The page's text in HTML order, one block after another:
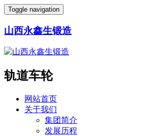
Toggle navigation
山西永鑫生锻造
轨道车轮
网站首页
关于我们
集团简介
发展历程